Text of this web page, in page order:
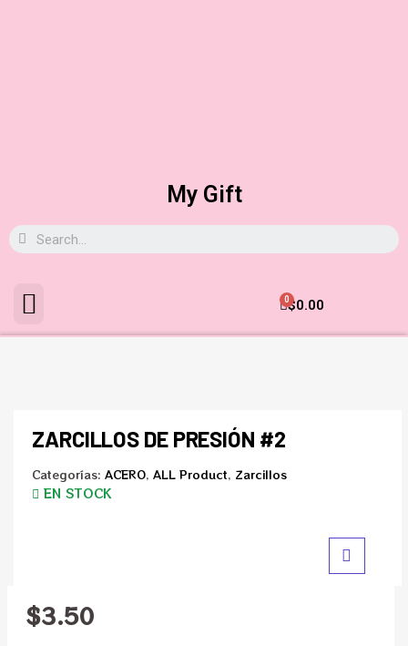
My Gift
$0.00
0
ZARCILLOS DE PRESIÓN #2
Categorías: ACERO, ALL Product, Zarcillos
EN STOCK
$3.50